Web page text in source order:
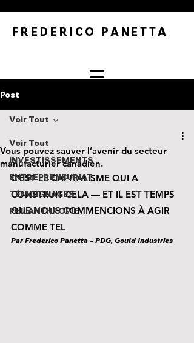
FREDERICO PANETTA
Post
Voir Tout
INVESTISSEMENTS
ENTREPRENEURIAT
TÉMOIGNAGES
PHILANTHROPIE
Voir Tout
Vous pouvez sauver l’avenir du secteur
manufacturier canadien.
C'EST LE CAPITALISME QUI A
CONSTRUIT CELA — ET IL EST TEMPS
QUE NOUS COMMENCIONS À AGIR
COMME TEL
Par Frederico Panetta – PDG, Gould Industries